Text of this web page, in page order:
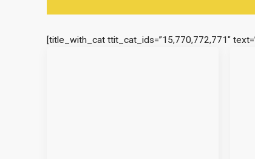
[title_with_cat ttit_cat_ids=”15,770,772,771″